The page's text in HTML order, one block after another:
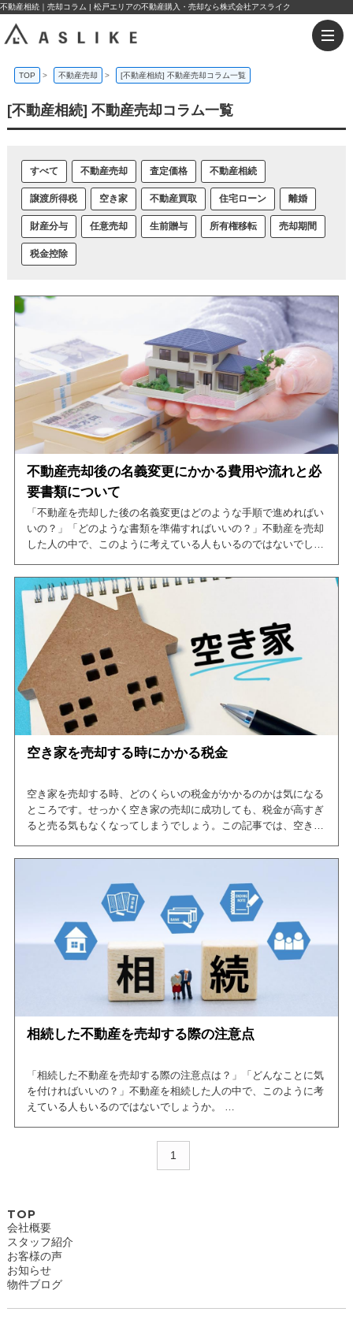
不動産相続｜売却コラム | 松戸エリアの不動産購入・売却なら株式会社アスライク
TOP > 不動産売却 > [不動産相続] 不動産売却コラム一覧
[不動産相続] 不動産売却コラム一覧
すべて 不動産売却 査定価格 不動産相続
譲渡所得税 空き家 不動産買取 住宅ローン 離婚
財産分与 任意売却 生前贈与 所有権移転 売却期間
税金控除
不動産売却後の名義変更にかかる費用や流れと必
要書類について
「不動産を売却した後の名義変更はどのような手順で進めればい
いの？」「どのような書類を準備すればいいの？」不動産を売却
した人の中で、このように考えている人もいるのではないでしょ
そこで、今回の記事では不動産を売却した後の名義変更をする際
の手続きの流れや必要書類について紹介しています。
この記事を読めば、不動産を売却した後の名義変更について網羅
できますので、是非ご一読ください。
空き家を売却する時にかかる税金
空き家を売却する時、どのくらいの税金がかかるのかは気になる
ところです。せっかく空き家の売却に成功しても、税金が高すぎ
ると売る気もなくなってしまうでしょう。この記事では、空き家
手く利用すると、売却時の税金を0円にできるかもしれません。
相続した不動産を売却する際の注意点
「相続した不動産を売却する際の注意点は？」「どんなことに気
を付ければいいの？」不動産を相続した人の中で、このように考
えている人もいるのではないでしょうか。
や、相続した不動産を売却するメリットについて紹介していま
1
TOP
会社概要
スタッフ紹介
お客様の声
お知らせ
物件ブログ